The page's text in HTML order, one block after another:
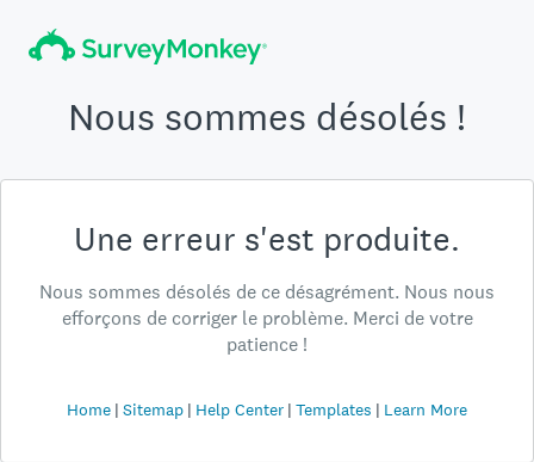
Nous sommes désolés !
Une erreur s'est produite.
Nous sommes désolés de ce désagrément. Nous nous
efforçons de corriger le problème. Merci de votre
patience !
Home Sitemap Help Center Templates Learn More